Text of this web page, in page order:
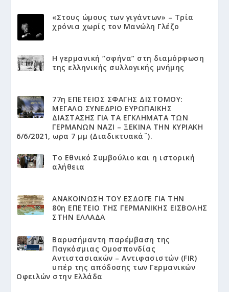
«Στους ώμους των γιγάντων» – Τρία
χρόνια χωρίς τον Μανώλη Γλέζο
Η γερμανική “σφήνα” στη διαμόρφωση
της ελληνικής συλλογικής μνήμης
77η ΕΠΕΤΕΙΟΣ ΣΦΑΓΗΣ ΔΙΣΤΟΜΟΥ:
ΜΕΓΑΛΟ ΣΥΝΕΔΡΙΟ ΕΥΡΩΠΑΙΚΗΣ
ΔΙΑΣΤΑΣΗΣ ΓΙΑ ΤΑ ΕΓΚΛΗΜΑΤΑ ΤΩΝ
ΓΕΡΜΑΝΩΝ ΝΑΖΙ – ΞΕΚΙΝΑ ΤΗΝ ΚΥΡΙΑΚΗ
6/6/2021, ωρα 7 μμ (Διαδικτυακά¨).
Το Εθνικό Συμβούλιο και η ιστορική
αλήθεια
ΑΝΑΚΟΙΝΩΣΗ ΤΟΥ ΕΣΔΟΓΕ ΓΙΑ ΤΗΝ
80η ΕΠΕΤΕΙΟ ΤΗΣ ΓΕΡΜΑΝΙΚΗΣ ΕΙΣΒΟΛΗΣ
ΣΤΗΝ ΕΛΛΑΔΑ
Βαρυσήμαντη παρέμβαση της
Παγκόσμιας Ομοσπονδίας
Αντιστασιακών – Αντιφασιστών (FIR)
υπέρ της απόδοσης των Γερμανικών
Οφειλών στην Ελλάδα